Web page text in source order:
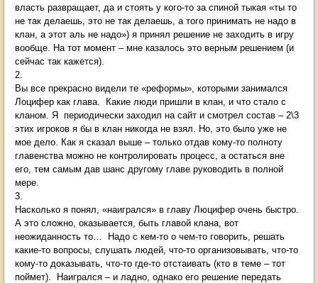
власть развращает, да и стоять у кого-то за спиной тыкая «ты то
не так делаешь, это не так делаешь, а того принимать не надо в
клан, а этот аль не надо») я принял решение не заходить в игру
вообще. На тот момент – мне казалось это верным решением (и
сейчас так кажется).
2.
Вы все прекрасно видели те «реформы», которыми занимался
Лоцифер как глава. Какие люди пришли в клан, и что стало с
кланом. Я периодически заходил на сайт и смотрел состав – 2\3
этих игроков я бы в клан никогда не взял. Но, это было уже не
мое дело. Как я сказал выше – только отдав кому-то полноту
главенства можно не контролировать процесс, а остаться вне
его, тем самым дав шанс другому главе руководить в полной
мере.
3.
Насколько я понял, «наигрался» в главу Люцифер очень быстро.
А это сложно, оказывается, быть главой клана, вот
неожиданность то… Надо с кем-то о чем-то говорить, решать
какие-то вопросы, слушать людей, что-то организовывать, что-то
кому-то доказывать, что-то где-то отстаивать (кто в теме – тот
поймет). Наигрался – и ладно, однако его решение передать